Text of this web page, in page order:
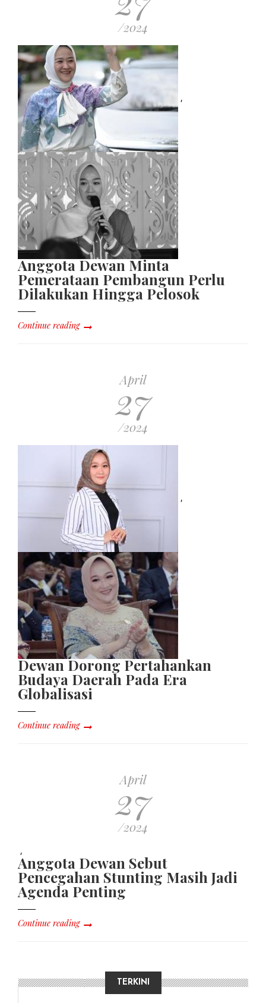
/2024
,
Anggota Dewan Minta
Pemerataan Pembangun Perlu
Dilakukan Hingga Pelosok
Continue reading
April
27
/2024
,
Dewan Dorong Pertahankan
Budaya Daerah Pada Era
Globalisasi
Continue reading
April
27
/2024
,
Anggota Dewan Sebut
Pencegahan Stunting Masih Jadi
Agenda Penting
Continue reading
TERKINI